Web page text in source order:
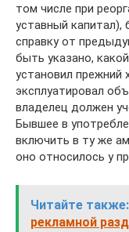
том числе при
уставный капитал),
справку от
быть указано,
установил прежний
эксплуатировал
владелец должен
Бывшее в
включить в ту же
оно относилось у
Читайте также:
рекламной